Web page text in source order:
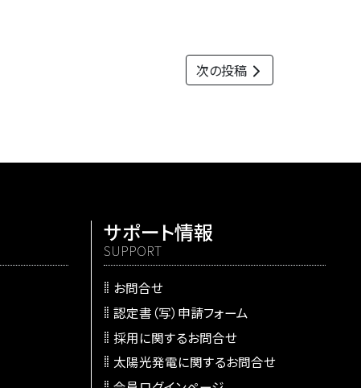
次の投稿
サポート情報
SUPPORT
お問合せ
認定書（写）申請フォーム
採用に関するお問合せ
太陽光発電に関するお問合せ